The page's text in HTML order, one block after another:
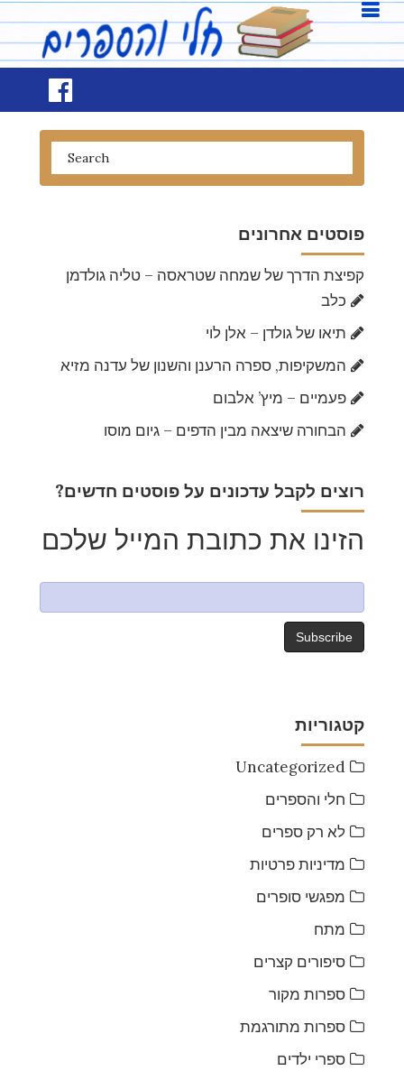
פוסטים אחרונים
קפיצת הדרך של שמחה שטראסה – טליה גולדמן
כלב
תיאו של גולדן – אלן לוי
המשקיפות, ספרה הרענן והשנון של עדנה מזיא
פעמיים – מיץ’ אלבום
הבחורה שיצאה מבין הדפים – גיום מוסו
?רוצים לקבל עדכונים על פוסטים חדשים
הזינו את כתובת המייל שלכם
קטגוריות
Uncategorized
חלי והספרים
לא רק ספרים
מדיניות פרטיות
מפגשי סופרים
מתח
סיפורים קצרים
ספרות מקור
ספרות מתורגמת
ספרי ילדים